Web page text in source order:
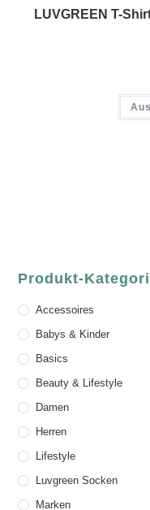
LUVGREEN T-
Produkt-
Accessoires
Babys & Kinder
Basics
Beauty & Lifestyle
Damen
Herren
Lifestyle
Luvgreen Socken
Marken